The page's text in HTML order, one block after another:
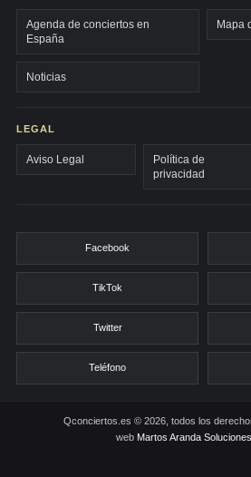
Agenda de conciertos en
España
Mapa
Noticias
LEGAL
Aviso Legal
Política de
privacidad
Facebook
TikTok
Twitter
Teléfono
Qconciertos.es © 2026, todos los
web Martos Aranda